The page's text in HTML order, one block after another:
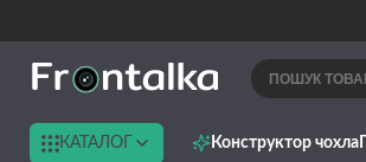
КАТАЛОГ Конструктор чохла